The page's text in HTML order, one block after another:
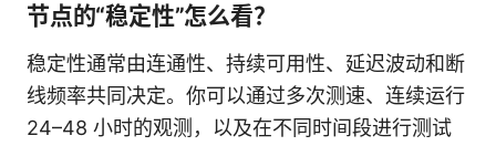
节点的“稳定性”怎么看？
稳定性通常由连通性、持续可用性、延迟波动和断
线频率共同决定。你可以通过多次测速、连续运行
24–48 小时的观测，以及在不同时间段进行测试